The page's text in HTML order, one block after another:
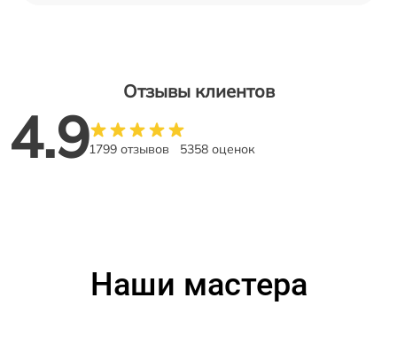
Отзывы клиентов
4.91799 отзывов 5358 оценок
Наши мастера